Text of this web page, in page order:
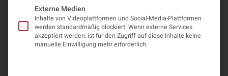
Externe Medien
Inhalte von Videoplattformen und Social-Media-Plattformen
werden standardmäßig blockiert. Wenn externe Services
akzeptiert werden, ist für den Zugriff auf diese Inhalte keine
manuelle Einwilligung mehr erforderlich.